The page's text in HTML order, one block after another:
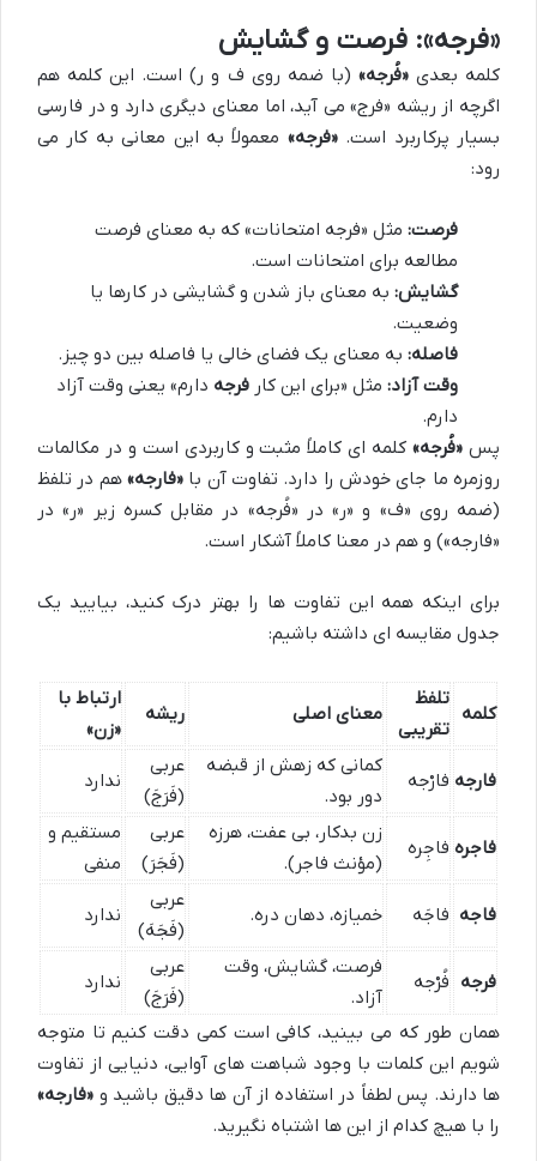
«فرجه»: فرصت و گشایش
کلمه بعدی«فُرجه» (با ضمه روی ف و ر) است. این کلمه هم
اگرچه از ریشه «فرج» می آید، اما معنای دیگری دارد و در فارسی
بسیار پرکاربرد است.«فرجه» معمولاً به این معانی به کار می
رود:
فرصت: مثل «فرجه امتحانات» که به معنای فرصت
مطالعه برای امتحانات است.
گشایش: به معنای باز شدن و گشایشی در کارها یا
وضعیت.
فاصله: به معنای یک فضای خالی یا فاصله بین دو چیز.
وقت آزاد: مثل «برای این کار فرجه دارم» یعنی وقت آزاد
دارم.
پس «فُرجه»کلمه ای کاملاً مثبت و کاربردی است و در مکالمات
روزمره ما جای خودش را دارد. تفاوت آن با «فارجه» هم در تلفظ
(ضمه روی «ف» و «ر» در «فُرجه» در مقابل کسره زیر «ر» در
«فارجه») و هم در معنا کاملاً آشکار است.
برای اینکه همه این تفاوت ها را بهتر درک کنید، بیایید یک
جدول مقایسه ای داشته باشیم:
کلمه
تلفظ
تقریبی
معنای اصلی ریشه
ارتباط با
«زن»
فارجه فارْجه
کمانی که زهش از قبضه
دور بود.
عربی
(فَرَجَ)
ندارد
فاجره فاجِره
زن بدکار، بی عفت، هرزه
(مؤنث فاجر).
عربی
(فَجَرَ)
مستقیم و
منفی
فاجه فاجَه خمیازه، دهان دره.
عربی
(فَجَهَ)
ندارد
فرجه فُرْجه
فرصت، گشایش، وقت
آزاد.
عربی
(فَرَجَ)
ندارد
همان طور که می بینید، کافی است کمی دقت کنیم تا متوجه
شویم این کلمات با وجود شباهت های آوایی، دنیایی از تفاوت
ها دارند. پس لطفاً در استفاده از آن ها دقیق باشید و «فارجه»
را با هیچ کدام از این ها اشتباه نگیرید.